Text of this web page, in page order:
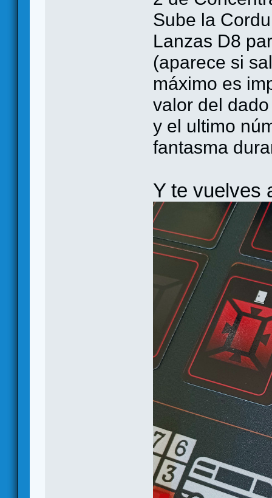
Sube la
Lanzas D8
(aparece si
máximo es
valor del
y el ultimo
fantasma
Y te vuelves